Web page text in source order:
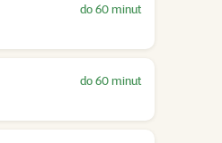
do 60 minut
do 60 minut